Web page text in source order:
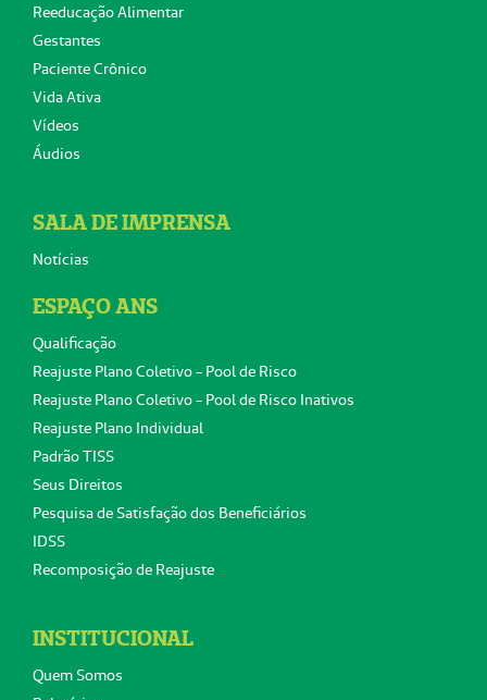
Reeducação Alimentar
Gestantes
Paciente Crônico
Vida Ativa
Vídeos
Áudios
SALA DE IMPRENSA
Notícias
ESPAÇO ANS
Qualificação
Reajuste Plano Coletivo - Pool de Risco
Reajuste Plano Coletivo - Pool de Risco Inativos
Reajuste Plano Individual
Padrão TISS
Seus Direitos
Pesquisa de Satisfação dos Beneficiários
IDSS
Recomposição de Reajuste
INSTITUCIONAL
Quem Somos